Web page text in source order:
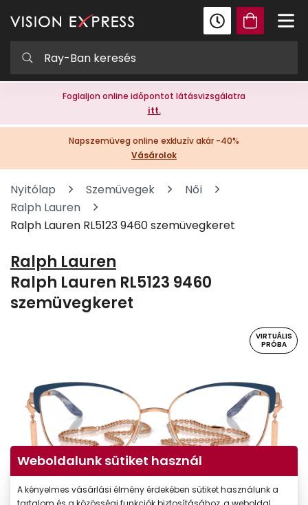
Foglaljon online időpontot látásvizsgálatra
itt.
Napszemüveg online exkluzív akár -40%
Vásárolok
Nyitólap Szemüvegek
Női
Ralph Lauren
Ralph Lauren RL5123 9460 szemüvegkeret
Ralph Lauren
Ralph Lauren RL5123 9460
szemüvegkeret
VIRTUÁLIS
PRÓBA
Weboldalunk sütiket használ
A kényelmes vásárlási élmény érdekében sütiket használunk a